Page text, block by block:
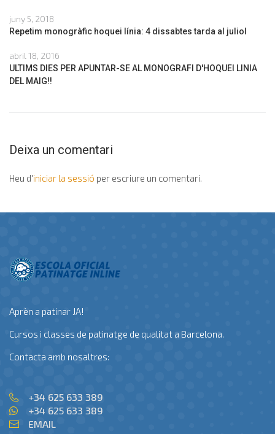
juny 5, 2018
Repetim monogràfic hoquei línia: 4 dissabtes tarda al juliol
abril 18, 2016
ULTIMS DIES PER APUNTAR-SE AL MONOGRAFI D'HOQUEI LINIA
DEL MAIG!!
Deixa un comentari
Heu d'iniciar la sessió per escriure un comentari.
Aprèn a patinar JA!
Cursos i classes de patinatge de qualitat a Barcelona.
Contacta amb nosaltres:
+34 625 633 389
+34 625 633 389
EMAIL